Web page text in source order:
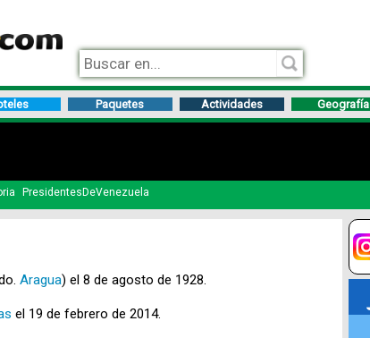
Paquetes Actividades Geografía
PresidentesDeVenezuela
Aragua) el 8 de agosto de 1928.
el 19 de febrero de 2014.